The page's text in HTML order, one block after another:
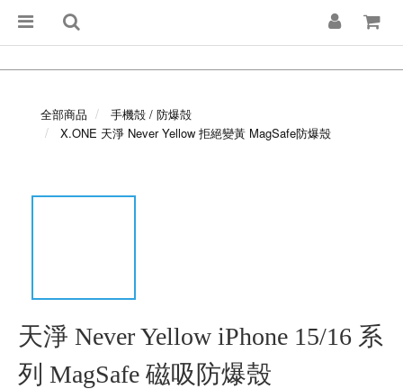
全部商品
手機殻 / 防爆殻
X.ONE 天淨 Never Yellow 拒絕變黃 MagSafe防爆殼
天淨 Never Yellow iPhone 15/16 系
列 MagSafe 磁吸防爆殼